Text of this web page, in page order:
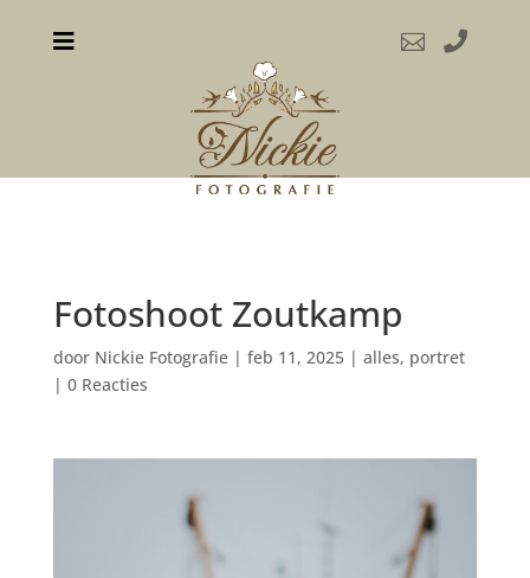
  
Fotoshoot Zoutkamp
door Nickie Fotografie| feb 11, 2025| alles, portret
| 0 Reacties